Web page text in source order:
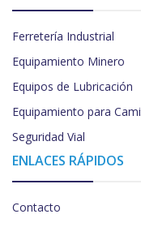
Ferretería Industrial
Equipamiento Minero
Equipos de Lubricación
Equipamiento para
Seguridad Vial
ENLACES RÁPIDOS
Contacto